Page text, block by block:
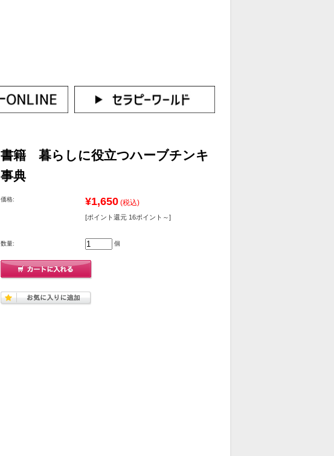
書籍 暮らしに役立つハーブチンキ
事典
価格: ¥1,650 (税込)
[ポイント還元 16ポイント～]
数量: 個